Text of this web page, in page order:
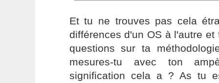
Et tu ne trouves pas cela
différences d'un OS à l'autre
questions sur ta
mesures-tu avec ton
signification cela a ? As tu